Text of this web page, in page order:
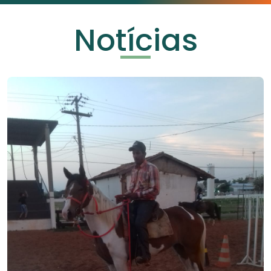
Notícias